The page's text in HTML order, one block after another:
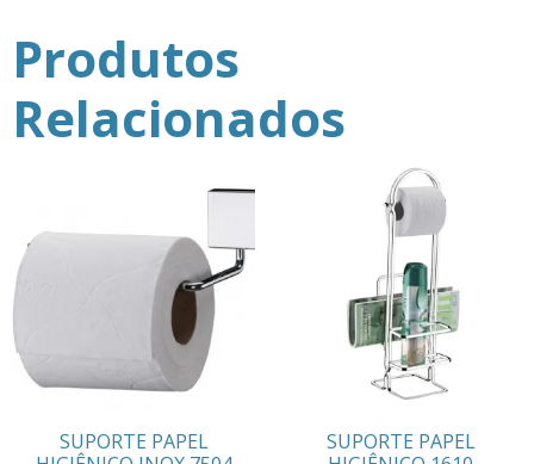
Produtos
Relacionados
SUPORTE PAPEL
SUPORTE PAPEL